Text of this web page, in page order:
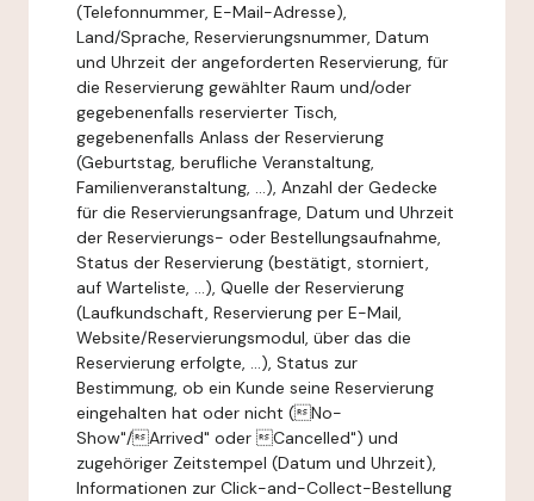
(Telefonnummer, E-Mail-Adresse),
Land/Sprache, Reservierungsnummer, Datum
und Uhrzeit der angeforderten Reservierung, für
die Reservierung gewählter Raum und/oder
gegebenenfalls reservierter Tisch,
gegebenenfalls Anlass der Reservierung
(Geburtstag, berufliche Veranstaltung,
Familienveranstaltung, ...), Anzahl der Gedecke
für die Reservierungsanfrage, Datum und Uhrzeit
der Reservierungs- oder Bestellungsaufnahme,
Status der Reservierung (bestätigt, storniert,
auf Warteliste, ...), Quelle der Reservierung
(Laufkundschaft, Reservierung per E-Mail,
Website/Reservierungsmodul, über das die
Reservierung erfolgte, ...), Status zur
Bestimmung, ob ein Kunde seine Reservierung
eingehalten hat oder nicht (No-
Show"/Arrived" oder Cancelled") und
zugehöriger Zeitstempel (Datum und Uhrzeit),
Informationen zur Click-and-Collect-Bestellung